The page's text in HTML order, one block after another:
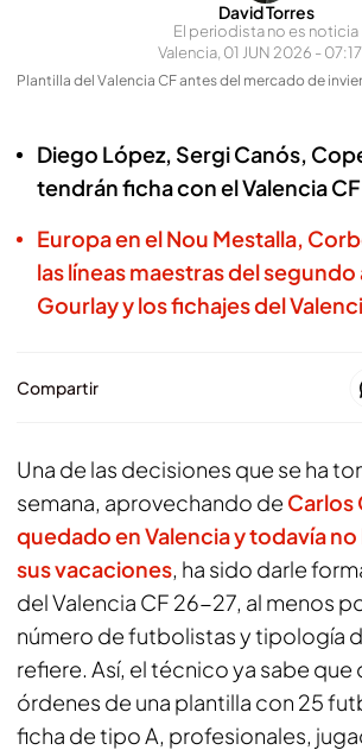
David Torres
El periodista no es noticia
Valencia, 01 JUN 2026 -
Plantilla del Valencia CF antes del mercado de
Diego López, Sergi Canós,
tendrán ficha con el Valencia CF
Europa en el Nou Mestalla,
las líneas maestras del segundo
Gourlay y los fichajes del
Compartir
Una de las decisiones que se ha
semana, aprovechando de Carlos
quedado en Valencia y todavía
sus vacaciones, ha sido darle
del Valencia CF 26-27, al menos
número de futbolistas y tipología
refiere. Así, el técnico ya sabe que
órdenes de una plantilla con 25
ficha de tipo A, profesionales,